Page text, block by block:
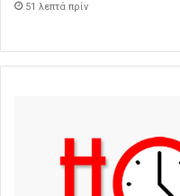
51 λεπτά πρίν